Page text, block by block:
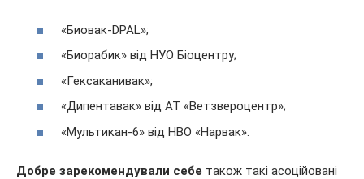
«Биовак-DPAL»;
«Биорабик» від НУО Біоцентру;
«Гексаканивак»;
«Дипентавак» від АТ «Ветзвероцентр»;
«Мультикан-6» від НВО «Нарвак».
Добре зарекомендували себе також такі асоційовані